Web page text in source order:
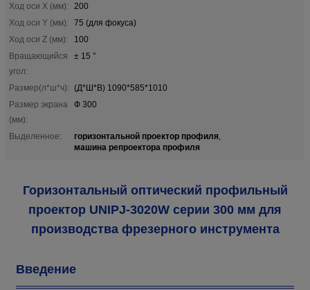
Ход оси X (мм):
200
Ход оси Y (мм):
75 (для фокуса)
Ход оси Z (мм):
100
Вращающийся
угол:
± 15 °
Размер(л*ш*ч): (Д*Ш*В) 1090*585*1010
Размер экрана
(мм):
Ф 300
Выделенное: горизонтальной проектор профиля,
машина репроектора профиля
Горизонтальный оптический профильный
проектор UNIPJ-3020W серии 300 мм для
производства фрезерного инструмента
Введение